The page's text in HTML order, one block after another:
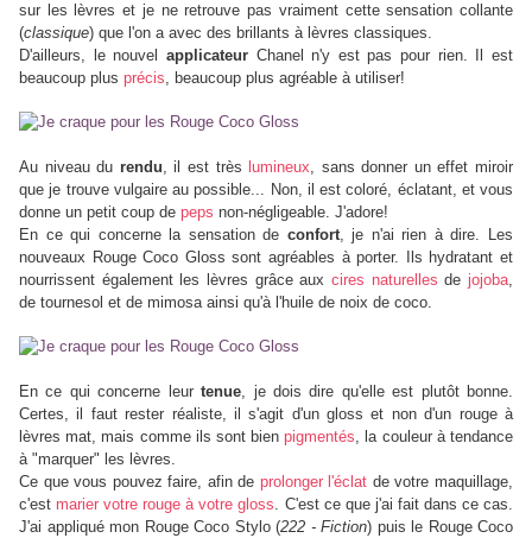
sur les lèvres et je ne retrouve pas vraiment cette sensation collante
(classique) que l'on a avec des brillants à lèvres classiques.
D'ailleurs, le nouvel applicateurChanel n'y est pas pour rien. Il est
beaucoup plus précis, beaucoup plus agréable à utiliser!
Au niveau du rendu, il est très lumineux, sans donner un effet miroir
que je trouve vulgaire au possible... Non, il est coloré, éclatant, et vous
donne un petit coup de peps non-négligeable. J'adore!
En ce qui concerne la sensation de confort, je n'ai rien à dire. Les
nouveaux Rouge Coco Gloss sont agréables à porter. Ils hydratant et
nourrissent également les lèvres grâce aux cires naturelles dejojoba,
de tournesol et de mimosa ainsi qu'à l'huile de noix de coco.
En ce qui concerne leurtenue, je dois dire qu'elle est plutôt bonne.
Certes, il faut rester réaliste, il s'agit d'un gloss et non d'un rouge à
lèvres mat, mais comme ils sont bienpigmentés, la couleur à tendance
à "marquer" les lèvres.
Ce que vous pouvez faire, afin de prolonger l'éclat de votre maquillage,
c'est marier votre rouge à votre gloss. C'est ce que j'ai fait dans ce cas.
J'ai appliqué mon Rouge Coco Stylo (222 - Fiction) puis le Rouge Coco